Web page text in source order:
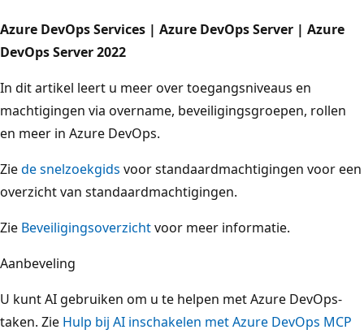
Azure DevOps Services | Azure DevOps Server | Azure
DevOps Server 2022
In dit artikel leert u meer over toegangsniveaus en
machtigingen via overname, beveiligingsgroepen, rollen
en meer in Azure DevOps.
Ziede snelzoekgids voor standaardmachtigingen voor een
overzicht van standaardmachtigingen.
Zie Beveiligingsoverzichtvoor meer informatie.
Aanbeveling
U kunt AI gebruiken om u te helpen met Azure DevOps-
taken. Zie Hulp bij AI inschakelen met Azure DevOps MCP